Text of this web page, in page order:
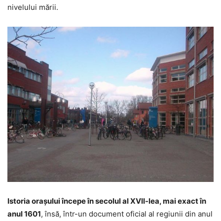
nivelului mării.
Istoria orașului începe în secolul al XVII-lea, mai exact în
anul 1601, însă, într-un document oficial al regiunii din anul